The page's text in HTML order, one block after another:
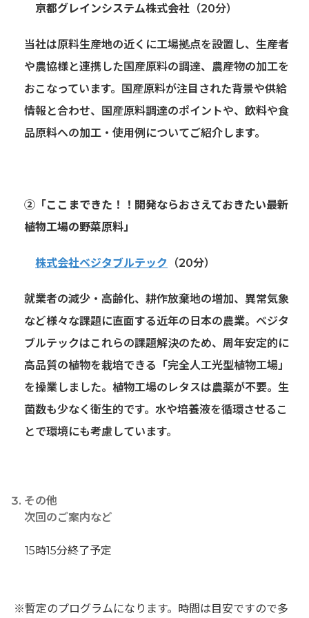
京都グレインシステム株式会社 （20分）
当社は原料生産地の近くに工場拠点を設置し、生産者
や農協様と連携した国産原料の調達、農産物の加工を
おこなっています。国産原料が注目された背景や供給
情報と合わせ、国産原料調達のポイントや、飲料や食
品原料への加工・使用例についてご紹介します。
②「ここまできた！！開発ならおさえておきたい最新
植物工場の野菜原料」
株式会社ベジタブルテック （20分）
就業者の減少・高齢化、耕作放棄地の増加、異常気象
など様々な課題に直面する近年の日本の農業。ベジタ
ブルテックはこれらの課題解決のため、周年安定的に
高品質の植物を栽培できる「完全人工光型植物工場」
を操業しました。植物工場のレタスは農薬が不要。生
菌数も少なく衛生的です。水や培養液を循環させるこ
とで環境にも考慮しています。
その他
次回のご案内など
15時15分終了予定
※暫定のプログラムになります。時間は目安ですので多